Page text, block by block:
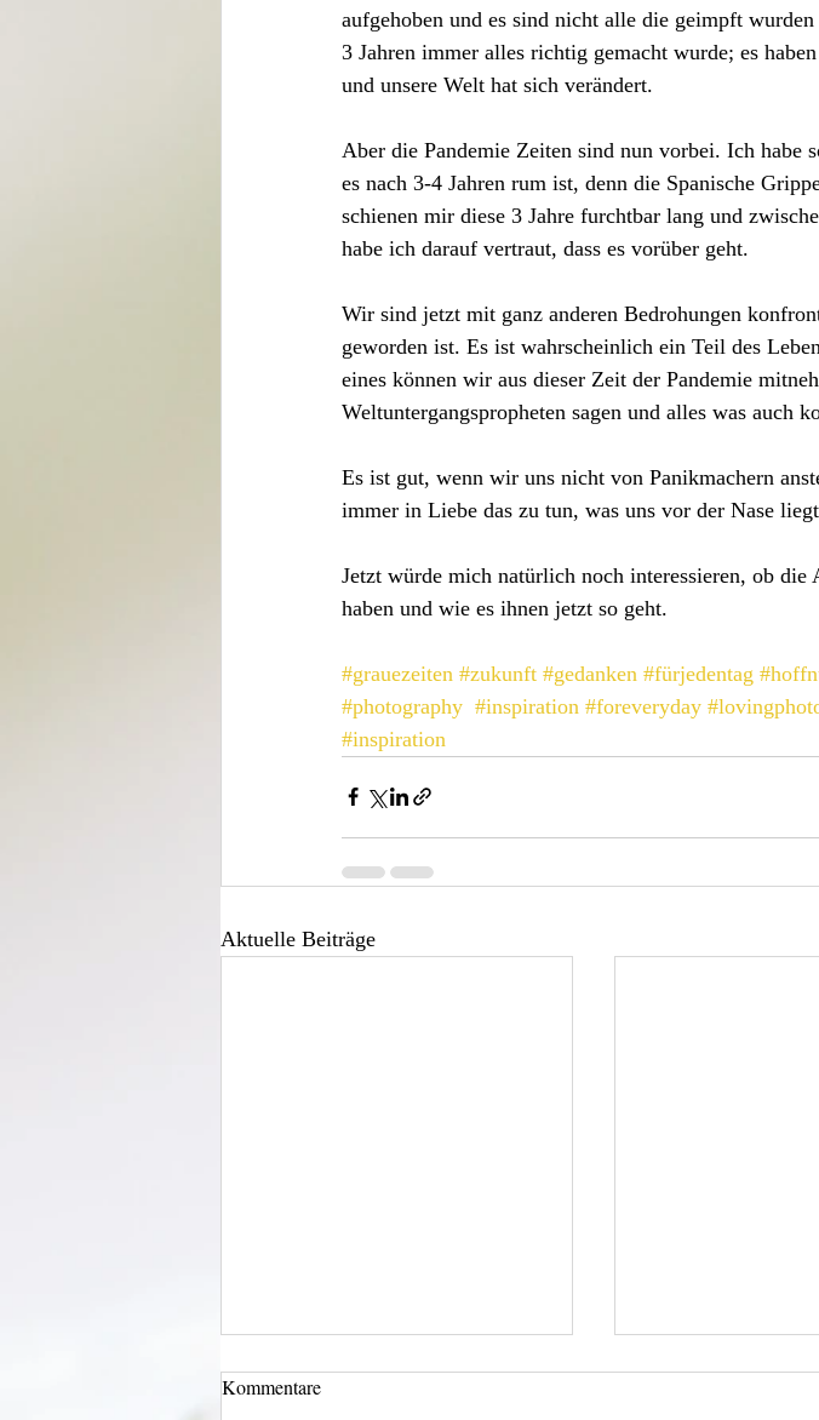
aufgehoben und es sind nicht alle die geimpft
3 Jahren immer alles richtig gemacht wurde; es
und unsere Welt hat sich verändert.
Aber die Pandemie Zeiten sind nun vorbei. Ich habe
es nach 3-4 Jahren rum ist, denn die Spanische
schienen mir diese 3 Jahre furchtbar lang und
habe ich darauf vertraut, dass es vorüber geht.
Wir sind jetzt mit ganz anderen Bedrohungen
geworden ist. Es ist wahrscheinlich ein Teil des
eines können wir aus dieser Zeit der Pandemie
Weltuntergangspropheten sagen und alles was auch
Es ist gut, wenn wir uns nicht von Panikmachern
immer in Liebe das zu tun, was uns vor der Nase
Jetzt würde mich natürlich noch interessieren, ob
haben und wie es ihnen jetzt so geht.
#grauezeiten #zukunft #gedanken #fürjedentag
#photography #inspiration #foreveryday
#inspiration
Aktuelle Beiträge
Kommentare